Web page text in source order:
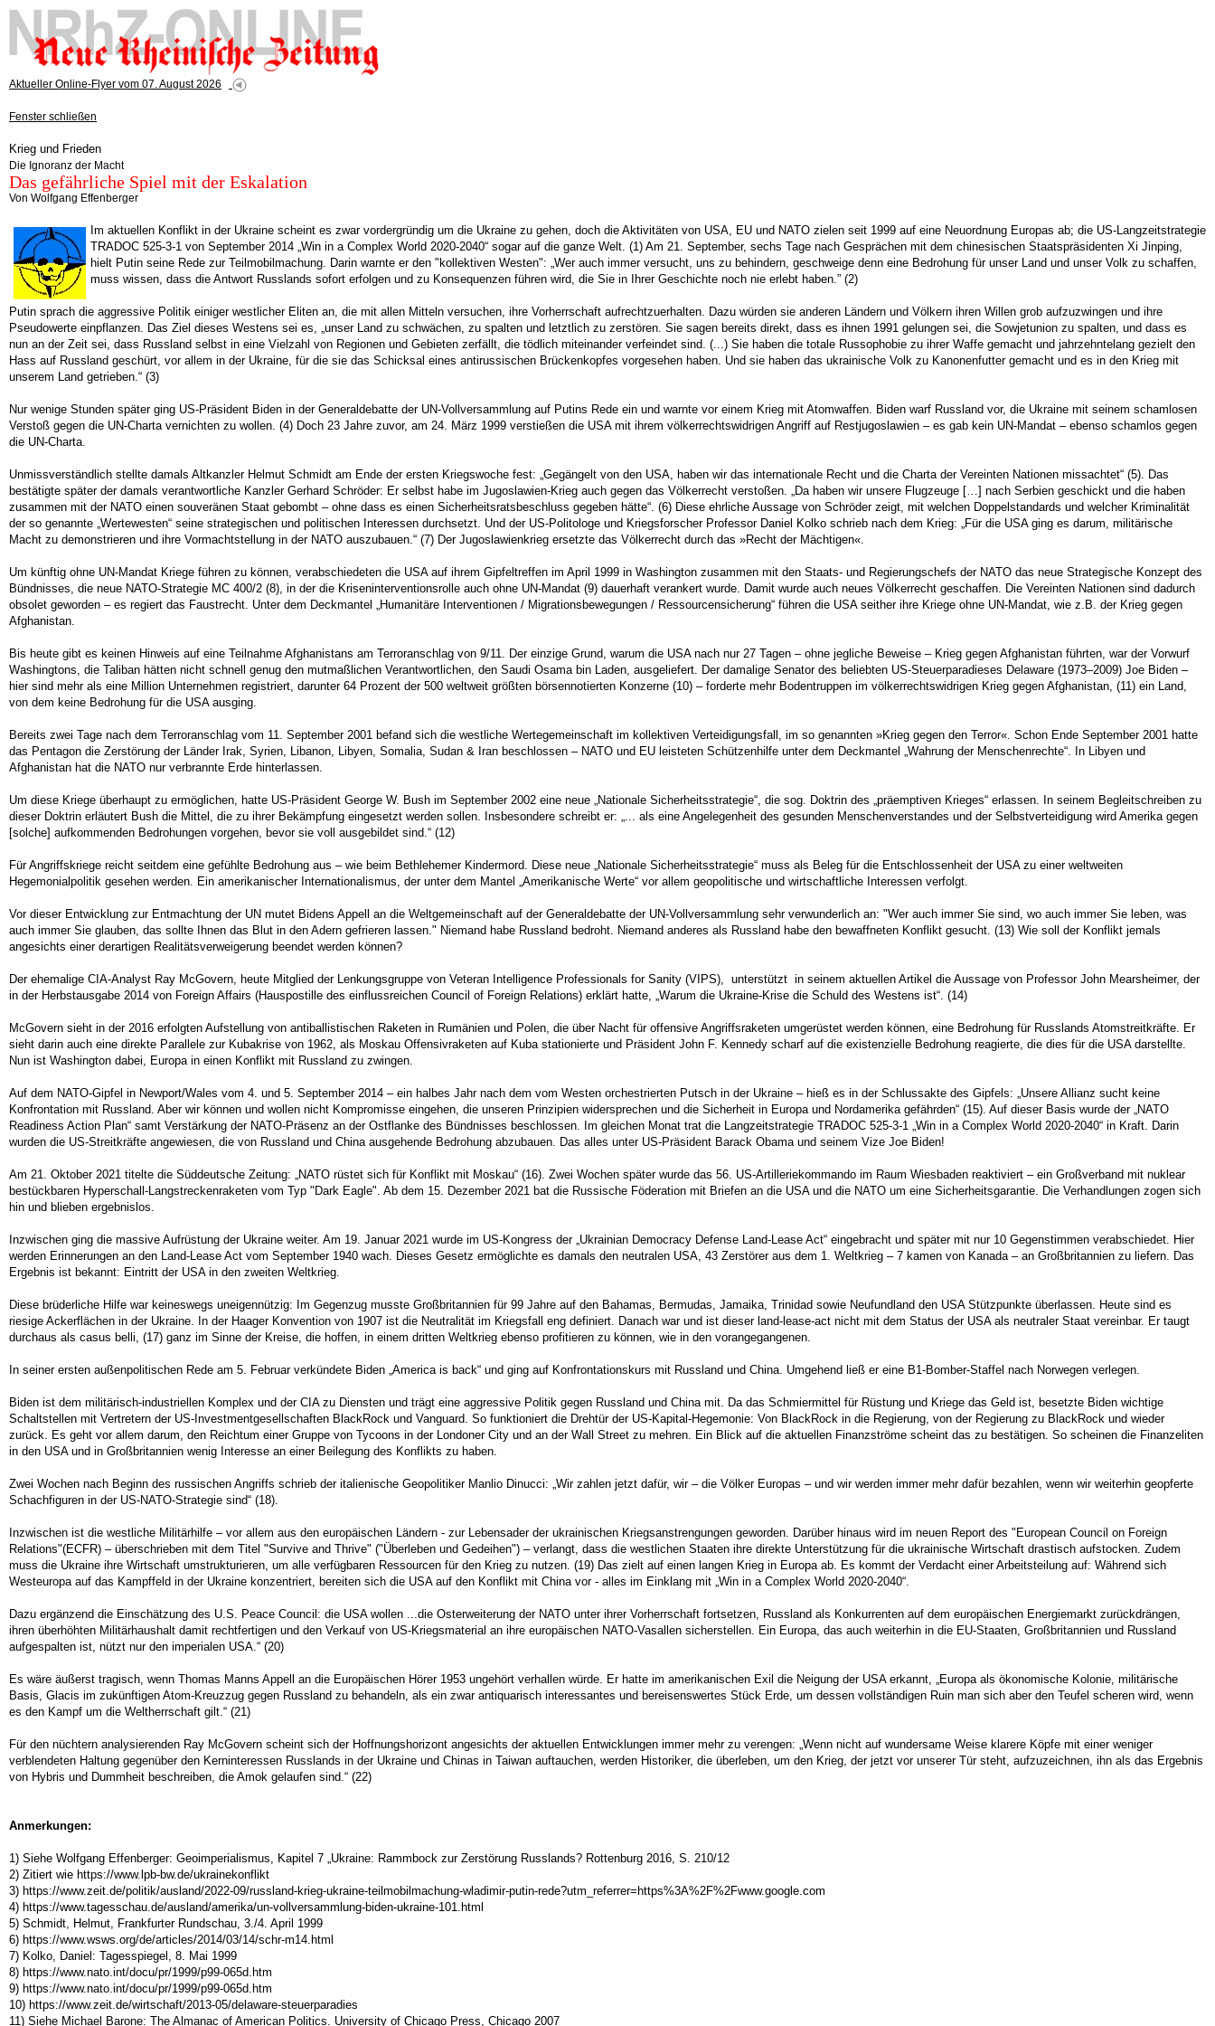
Aktueller Online-Flyer vom 07. August 2026
Fenster schließen
Krieg und Frieden
Die Ignoranz der Macht
Das gefährliche Spiel mit der Eskalation
Von Wolfgang Effenberger
Im aktuellen Konflikt in der Ukraine scheint es zwar vordergründig um die Ukraine zu gehen, doch die Aktivitäten von USA, EU und NATO zielen seit 1999 auf eine Neuordnung Europas ab; die US-Langzeitstrategie
TRADOC 525-3-1 von September 2014 „Win in a Complex World 2020-2040“ sogar auf die ganze Welt. (1) Am 21. September, sechs Tage nach Gesprächen mit dem chinesischen Staatspräsidenten Xi Jinping,
hielt Putin seine Rede zur Teilmobilmachung. Darin warnte er den "kollektiven Westen": „Wer auch immer versucht, uns zu behindern, geschweige denn eine Bedrohung für unser Land und unser Volk zu schaffen,
muss wissen, dass die Antwort Russlands sofort erfolgen und zu Konsequenzen führen wird, die Sie in Ihrer Geschichte noch nie erlebt haben.” (2)
Putin sprach die aggressive Politik einiger westlicher Eliten an, die mit allen Mitteln versuchen, ihre Vorherrschaft aufrechtzuerhalten. Dazu würden sie anderen Ländern und Völkern ihren Willen grob aufzuzwingen und ihre
Pseudowerte einpflanzen. Das Ziel dieses Westens sei es, „unser Land zu schwächen, zu spalten und letztlich zu zerstören. Sie sagen bereits direkt, dass es ihnen 1991 gelungen sei, die Sowjetunion zu spalten, und dass es
nun an der Zeit sei, dass Russland selbst in eine Vielzahl von Regionen und Gebieten zerfällt, die tödlich miteinander verfeindet sind. (...) Sie haben die totale Russophobie zu ihrer Waffe gemacht und jahrzehntelang gezielt den
Hass auf Russland geschürt, vor allem in der Ukraine, für die sie das Schicksal eines antirussischen Brückenkopfes vorgesehen haben. Und sie haben das ukrainische Volk zu Kanonenfutter gemacht und es in den Krieg mit
unserem Land getrieben.“ (3)
Nur wenige Stunden später ging US-Präsident Biden in der Generaldebatte der UN-Vollversammlung auf Putins Rede ein und warnte vor einem Krieg mit Atomwaffen. Biden warf Russland vor, die Ukraine mit seinem schamlosen
Verstoß gegen die UN-Charta vernichten zu wollen. (4) Doch 23 Jahre zuvor, am 24. März 1999 verstießen die USA mit ihrem völkerrechtswidrigen Angriff auf Restjugoslawien – es gab kein UN-Mandat – ebenso schamlos gegen
die UN-Charta.
Unmissverständlich stellte damals Altkanzler Helmut Schmidt am Ende der ersten Kriegswoche fest: „Gegängelt von den USA, haben wir das internationale Recht und die Charta der Vereinten Nationen missachtet“ (5). Das
bestätigte später der damals verantwortliche Kanzler Gerhard Schröder: Er selbst habe im Jugoslawien-Krieg auch gegen das Völkerrecht verstoßen. „Da haben wir unsere Flugzeuge […] nach Serbien geschickt und die haben
zusammen mit der NATO einen souveränen Staat gebombt – ohne dass es einen Sicherheitsratsbeschluss gegeben hätte“. (6) Diese ehrliche Aussage von Schröder zeigt, mit welchen Doppelstandards und welcher Kriminalität
der so genannte „Wertewesten“ seine strategischen und politischen Interessen durchsetzt. Und der US-Politologe und Kriegsforscher Professor Daniel Kolko schrieb nach dem Krieg: „Für die USA ging es darum, militärische
Macht zu demonstrieren und ihre Vormachtstellung in der NATO auszubauen.“ (7) Der Jugoslawienkrieg ersetzte das Völkerrecht durch das »Recht der Mächtigen«.
Um künftig ohne UN-Mandat Kriege führen zu können, verabschiedeten die USA auf ihrem Gipfeltreffen im April 1999 in Washington zusammen mit den Staats- und Regierungschefs der NATO das neue Strategische Konzept des
Bündnisses, die neue NATO-Strategie MC 400/2 (8), in der die Kriseninterventionsrolle auch ohne UN-Mandat (9) dauerhaft verankert wurde. Damit wurde auch neues Völkerrecht geschaffen. Die Vereinten Nationen sind dadurch
obsolet geworden – es regiert das Faustrecht. Unter dem Deckmantel „Humanitäre Interventionen / Migrationsbewegungen / Ressourcensicherung“ führen die USA seither ihre Kriege ohne UN-Mandat, wie z.B. der Krieg gegen
Afghanistan.
Bis heute gibt es keinen Hinweis auf eine Teilnahme Afghanistans am Terroranschlag von 9/11. Der einzige Grund, warum die USA nach nur 27 Tagen – ohne jegliche Beweise – Krieg gegen Afghanistan führten, war der Vorwurf
Washingtons, die Taliban hätten nicht schnell genug den mutmaßlichen Verantwortlichen, den Saudi Osama bin Laden, ausgeliefert. Der damalige Senator des beliebten US-Steuerparadieses Delaware (1973–2009) Joe Biden –
hier sind mehr als eine Million Unternehmen registriert, darunter 64 Prozent der 500 weltweit größten börsennotierten Konzerne (10) – forderte mehr Bodentruppen im völkerrechtswidrigen Krieg gegen Afghanistan, (11) ein Land,
von dem keine Bedrohung für die USA ausging.
Bereits zwei Tage nach dem Terroranschlag vom 11. September 2001 befand sich die westliche Wertegemeinschaft im kollektiven Verteidigungsfall, im so genannten »Krieg gegen den Terror«. Schon Ende September 2001 hatte
das Pentagon die Zerstörung der Länder Irak, Syrien, Libanon, Libyen, Somalia, Sudan & Iran beschlossen – NATO und EU leisteten Schützenhilfe unter dem Deckmantel „Wahrung der Menschenrechte“. In Libyen und
Afghanistan hat die NATO nur verbrannte Erde hinterlassen.
Um diese Kriege überhaupt zu ermöglichen, hatte US-Präsident George W. Bush im September 2002 eine neue „Nationale Sicherheitsstrategie“, die sog. Doktrin des „präemptiven Krieges“ erlassen. In seinem Begleitschreiben zu
dieser Doktrin erläutert Bush die Mittel, die zu ihrer Bekämpfung eingesetzt werden sollen. Insbesondere schreibt er: „... als eine Angelegenheit des gesunden Menschenverstandes und der Selbstverteidigung wird Amerika gegen
[solche] aufkommenden Bedrohungen vorgehen, bevor sie voll ausgebildet sind.“ (12)
Für Angriffskriege reicht seitdem eine gefühlte Bedrohung aus – wie beim Bethlehemer Kindermord. Diese neue „Nationale Sicherheitsstrategie“ muss als Beleg für die Entschlossenheit der USA zu einer weltweiten
Hegemonialpolitik gesehen werden. Ein amerikanischer Internationalismus, der unter dem Mantel „Amerikanische Werte“ vor allem geopolitische und wirtschaftliche Interessen verfolgt.
Vor dieser Entwicklung zur Entmachtung der UN mutet Bidens Appell an die Weltgemeinschaft auf der Generaldebatte der UN-Vollversammlung sehr verwunderlich an: "Wer auch immer Sie sind, wo auch immer Sie leben, was
auch immer Sie glauben, das sollte Ihnen das Blut in den Adern gefrieren lassen." Niemand habe Russland bedroht. Niemand anderes als Russland habe den bewaffneten Konflikt gesucht. (13) Wie soll der Konflikt jemals
angesichts einer derartigen Realitätsverweigerung beendet werden können?
Der ehemalige CIA-Analyst Ray McGovern, heute Mitglied der Lenkungsgruppe von Veteran Intelligence Professionals for Sanity (VIPS), unterstützt in seinem aktuellen Artikel die Aussage von Professor John Mearsheimer, der
in der Herbstausgabe 2014 von Foreign Affairs (Hauspostille des einflussreichen Council of Foreign Relations) erklärt hatte, „Warum die Ukraine-Krise die Schuld des Westens ist“. (14)
McGovern sieht in der 2016 erfolgten Aufstellung von antiballistischen Raketen in Rumänien und Polen, die über Nacht für offensive Angriffsraketen umgerüstet werden können, eine Bedrohung für Russlands Atomstreitkräfte. Er
sieht darin auch eine direkte Parallele zur Kubakrise von 1962, als Moskau Offensivraketen auf Kuba stationierte und Präsident John F. Kennedy scharf auf die existenzielle Bedrohung reagierte, die dies für die USA darstellte.
Nun ist Washington dabei, Europa in einen Konflikt mit Russland zu zwingen.
Auf dem NATO-Gipfel in Newport/Wales vom 4. und 5. September 2014 – ein halbes Jahr nach dem vom Westen orchestrierten Putsch in der Ukraine – hieß es in der Schlussakte des Gipfels: „Unsere Allianz sucht keine
Konfrontation mit Russland. Aber wir können und wollen nicht Kompromisse eingehen, die unseren Prinzipien widersprechen und die Sicherheit in Europa und Nordamerika gefährden“ (15). Auf dieser Basis wurde der „NATO
Readiness Action Plan“ samt Verstärkung der NATO-Präsenz an der Ostflanke des Bündnisses beschlossen. Im gleichen Monat trat die Langzeitstrategie TRADOC 525-3-1 „Win in a Complex World 2020-2040“ in Kraft. Darin
wurden die US-Streitkräfte angewiesen, die von Russland und China ausgehende Bedrohung abzubauen. Das alles unter US-Präsident Barack Obama und seinem Vize Joe Biden!
Am 21. Oktober 2021 titelte die Süddeutsche Zeitung: „NATO rüstet sich für Konflikt mit Moskau“ (16). Zwei Wochen später wurde das 56. US-Artilleriekommando im Raum Wiesbaden reaktiviert – ein Großverband mit nuklear
bestückbaren Hyperschall-Langstreckenraketen vom Typ "Dark Eagle". Ab dem 15. Dezember 2021 bat die Russische Föderation mit Briefen an die USA und die NATO um eine Sicherheitsgarantie. Die Verhandlungen zogen sich
hin und blieben ergebnislos.
Inzwischen ging die massive Aufrüstung der Ukraine weiter. Am 19. Januar 2021 wurde im US-Kongress der „Ukrainian Democracy Defense Land-Lease Act“ eingebracht und später mit nur 10 Gegenstimmen verabschiedet. Hier
werden Erinnerungen an den Land-Lease Act vom September 1940 wach. Dieses Gesetz ermöglichte es damals den neutralen USA, 43 Zerstörer aus dem 1. Weltkrieg – 7 kamen von Kanada – an Großbritannien zu liefern. Das
Ergebnis ist bekannt: Eintritt der USA in den zweiten Weltkrieg.
Diese brüderliche Hilfe war keineswegs uneigennützig: Im Gegenzug musste Großbritannien für 99 Jahre auf den Bahamas, Bermudas, Jamaika, Trinidad sowie Neufundland den USA Stützpunkte überlassen. Heute sind es
riesige Ackerflächen in der Ukraine. In der Haager Konvention von 1907 ist die Neutralität im Kriegsfall eng definiert. Danach war und ist dieser land-lease-act nicht mit dem Status der USA als neutraler Staat vereinbar. Er taugt
durchaus als casus belli, (17) ganz im Sinne der Kreise, die hoffen, in einem dritten Weltkrieg ebenso profitieren zu können, wie in den vorangegangenen.
In seiner ersten außenpolitischen Rede am 5. Februar verkündete Biden „America is back“ und ging auf Konfrontationskurs mit Russland und China. Umgehend ließ er eine B1-Bomber-Staffel nach Norwegen verlegen.
Biden ist dem militärisch-industriellen Komplex und der CIA zu Diensten und trägt eine aggressive Politik gegen Russland und China mit. Da das Schmiermittel für Rüstung und Kriege das Geld ist, besetzte Biden wichtige
Schaltstellen mit Vertretern der US-Investmentgesellschaften BlackRock und Vanguard. So funktioniert die Drehtür der US-Kapital-Hegemonie: Von BlackRock in die Regierung, von der Regierung zu BlackRock und wieder
zurück. Es geht vor allem darum, den Reichtum einer Gruppe von Tycoons in der Londoner City und an der Wall Street zu mehren. Ein Blick auf die aktuellen Finanzströme scheint das zu bestätigen. So scheinen die Finanzeliten
in den USA und in Großbritannien wenig Interesse an einer Beilegung des Konflikts zu haben.
Zwei Wochen nach Beginn des russischen Angriffs schrieb der italienische Geopolitiker Manlio Dinucci: „Wir zahlen jetzt dafür, wir – die Völker Europas – und wir werden immer mehr dafür bezahlen, wenn wir weiterhin geopferte
Schachfiguren in der US-NATO-Strategie sind“ (18).
Inzwischen ist die westliche Militärhilfe – vor allem aus den europäischen Ländern - zur Lebensader der ukrainischen Kriegsanstrengungen geworden. Darüber hinaus wird im neuen Report des "European Council on Foreign
Relations"(ECFR) – überschrieben mit dem Titel "Survive and Thrive" ("Überleben und Gedeihen") – verlangt, dass die westlichen Staaten ihre direkte Unterstützung für die ukrainische Wirtschaft drastisch aufstocken. Zudem
muss die Ukraine ihre Wirtschaft umstrukturieren, um alle verfügbaren Ressourcen für den Krieg zu nutzen. (19) Das zielt auf einen langen Krieg in Europa ab. Es kommt der Verdacht einer Arbeitsteilung auf: Während sich
Westeuropa auf das Kampffeld in der Ukraine konzentriert, bereiten sich die USA auf den Konflikt mit China vor - alles im Einklang mit „Win in a Complex World 2020-2040“.
Dazu ergänzend die Einschätzung des U.S. Peace Council: die USA wollen ...die Osterweiterung der NATO unter ihrer Vorherrschaft fortsetzen, Russland als Konkurrenten auf dem europäischen Energiemarkt zurückdrängen,
ihren überhöhten Militärhaushalt damit rechtfertigen und den Verkauf von US-Kriegsmaterial an ihre europäischen NATO-Vasallen sicherstellen. Ein Europa, das auch weiterhin in die EU-Staaten, Großbritannien und Russland
aufgespalten ist, nützt nur den imperialen USA.“ (20)
Es wäre äußerst tragisch, wenn Thomas Manns Appell an die Europäischen Hörer 1953 ungehört verhallen würde. Er hatte im amerikanischen Exil die Neigung der USA erkannt, „Europa als ökonomische Kolonie, militärische
Basis, Glacis im zukünftigen Atom-Kreuzzug gegen Russland zu behandeln, als ein zwar antiquarisch interessantes und bereisenswertes Stück Erde, um dessen vollständigen Ruin man sich aber den Teufel scheren wird, wenn
es den Kampf um die Weltherrschaft gilt.“ (21)
Für den nüchtern analysierenden Ray McGovern scheint sich der Hoffnungshorizont angesichts der aktuellen Entwicklungen immer mehr zu verengen: „Wenn nicht auf wundersame Weise klarere Köpfe mit einer weniger
verblendeten Haltung gegenüber den Kerninteressen Russlands in der Ukraine und Chinas in Taiwan auftauchen, werden Historiker, die überleben, um den Krieg, der jetzt vor unserer Tür steht, aufzuzeichnen, ihn als das Ergebnis
von Hybris und Dummheit beschreiben, die Amok gelaufen sind.“ (22)
Anmerkungen:
1) Siehe Wolfgang Effenberger: Geoimperialismus, Kapitel 7 „Ukraine: Rammbock zur Zerstörung Russlands? Rottenburg 2016, S. 210/12
2) Zitiert wie https://www.lpb-bw.de/ukrainekonflikt
3) https://www.zeit.de/politik/ausland/2022-09/russland-krieg-ukraine-teilmobilmachung-wladimir-putin-rede?utm_referrer=https%3A%2F%2Fwww.google.com
4) https://www.tagesschau.de/ausland/amerika/un-vollversammlung-biden-ukraine-101.html
5) Schmidt, Helmut, Frankfurter Rundschau, 3./4. April 1999
6) https://www.wsws.org/de/articles/2014/03/14/schr-m14.html
7) Kolko, Daniel: Tagesspiegel, 8. Mai 1999
8) https://www.nato.int/docu/pr/1999/p99-065d.htm
9) https://www.nato.int/docu/pr/1999/p99-065d.htm
10) https://www.zeit.de/wirtschaft/2013-05/delaware-steuerparadies
11) Siehe Michael Barone: The Almanac of American Politics. University of Chicago Press, Chicago 2007